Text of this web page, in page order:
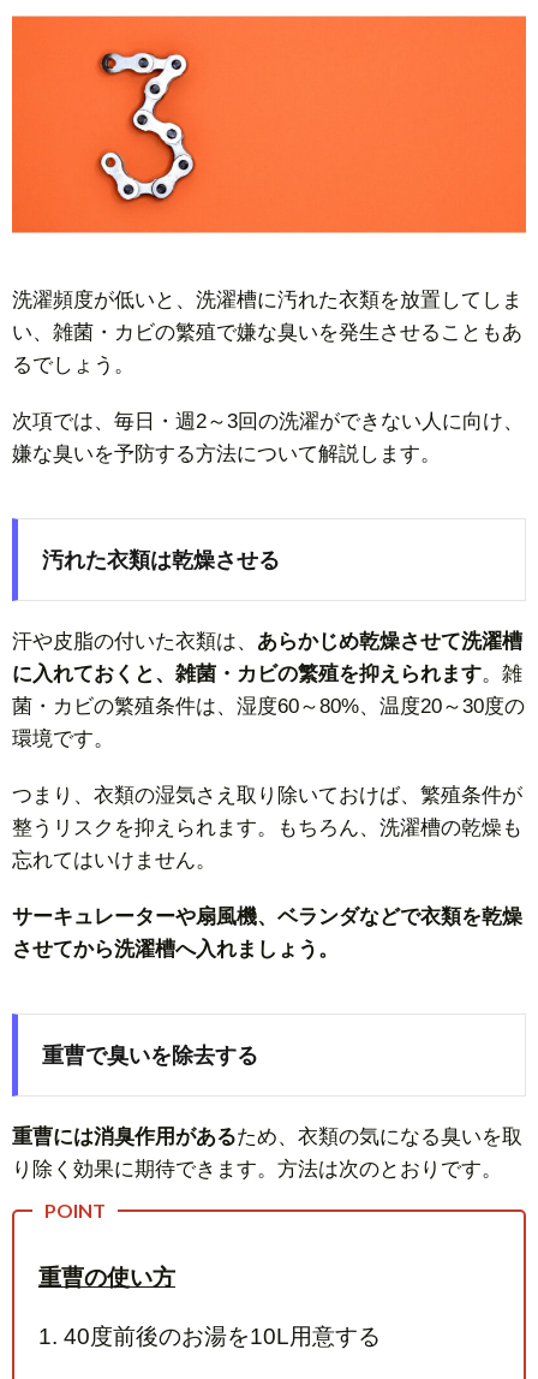
洗濯頻度が低いと、洗濯槽に汚れた衣類を放置してしま
い、雑菌・カビの繁殖で嫌な臭いを発生させることもあ
るでしょう。
次項では、毎日・週2～3回の洗濯ができない人に向け、
嫌な臭いを予防する方法について解説します。
汚れた衣類は乾燥させる
汗や皮脂の付いた衣類は、 あらかじめ乾燥させて洗濯槽
に入れておくと、雑菌・カビの繁殖を抑えられます。雑
菌・カビの繁殖条件は、湿度60～80%、温度20～30度の
環境です。
つまり、衣類の湿気さえ取り除いておけば、繁殖条件が
整うリスクを抑えられます。もちろん、洗濯槽の乾燥も
忘れてはいけません。
サーキュレーターや扇風機、ベランダなどで衣類を乾燥
させてから洗濯槽へ入れましょう。
重曹で臭いを除去する
重曹には消臭作用があるため、衣類の気になる臭いを取
り除く効果に期待できます。方法は次のとおりです。
重曹の使い方
1. 40度前後のお湯を10L用意する